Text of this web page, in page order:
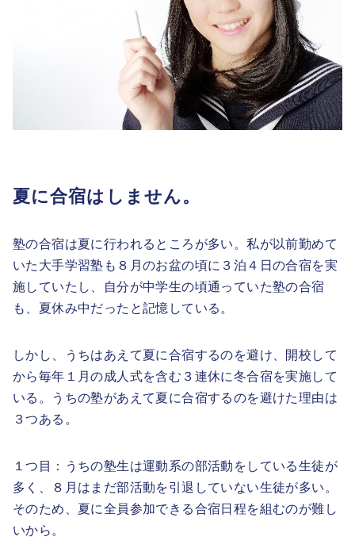
夏に合宿はしません。
塾の合宿は夏に行われるところが多い。私が以前勤めて
いた大手学習塾も８月のお盆の頃に３泊４日の合宿を実
施していたし、自分が中学生の頃通っていた塾の合宿
も、夏休み中だったと記憶している。
しかし、うちはあえて夏に合宿するのを避け、開校して
から毎年１月の成人式を含む３連休に冬合宿を実施して
いる。うちの塾があえて夏に合宿するのを避けた理由は
３つある。
１つ目：うちの塾生は運動系の部活動をしている生徒が
多く、８月はまだ部活動を引退していない生徒が多い。
そのため、夏に全員参加できる合宿日程を組むのが難し
いから。